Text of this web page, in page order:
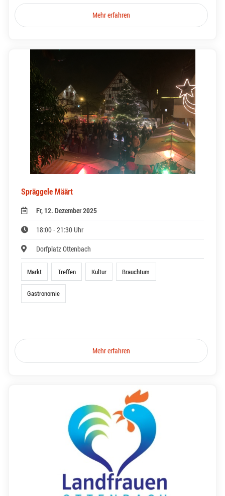
Mehr erfahren
Spräggele Määrt
Fr, 12. Dezember 2025
18:00 - 21:30 Uhr
Dorfplatz Ottenbach
Markt Treffen Kultur Brauchtum
Gastronomie
Mehr erfahren